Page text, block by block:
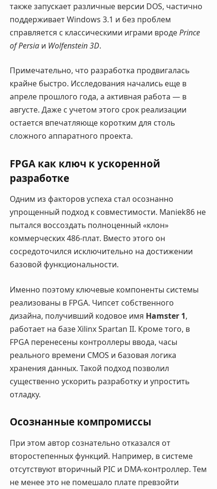
также запускает различные версии DOS, частично
поддерживает Windows 3.1 и без проблем
справляется с классическими играми вродеPrince
of Persia и Wolfenstein 3D.
Примечательно, что разработка продвигалась
крайне быстро. Исследования начались еще в
апреле прошлого года, а активная работа — в
августе. Даже с учетом этого срок реализации
остается впечатляюще коротким для столь
сложного аппаратного проекта.
FPGA как ключ к ускоренной
разработке
Одним из факторов успеха стал осознанно
упрощенный подход к совместимости. Maniek86 не
пытался воссоздать полноценный «клон»
коммерческих 486-плат. Вместо этого он
сосредоточился исключительно на достижении
базовой функциональности.
Именно поэтому ключевые компоненты системы
реализованы в FPGA. Чипсет собственного
дизайна, получивший кодовое имя Hamster 1,
работает на базе Xilinx Spartan II. Кроме того, в
FPGA перенесены контроллеры ввода, часы
реального времени CMOS и базовая логика
хранения данных. Такой подход позволил
существенно ускорить разработку и упростить
отладку.
Осознанные компромиссы
При этом автор сознательно отказался от
второстепенных функций. Например, в системе
отсутствуют вторичный PIC и DMA-контроллер. Тем
не менее это не помешало плате превзойти